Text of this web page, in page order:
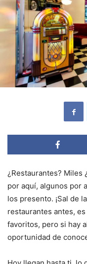
¿Restaurantes? Miles
por aquí, algunos por
los presento. ¡Sal de
restaurantes antes,
favoritos, pero si hay
oportunidad de